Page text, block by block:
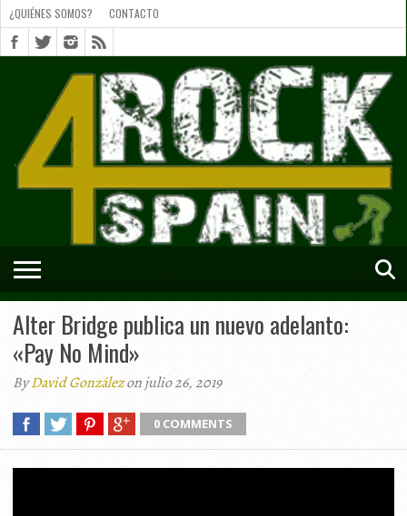
SOMOS?
CONTACTO
SHORTS
¿QUIÉNES SOMOS? CONTACTO
Alter Bridge publica un nuevo adelanto:
«Pay No Mind»
ByDavid Gonzálezon julio 26, 2019
0 COMMENTS